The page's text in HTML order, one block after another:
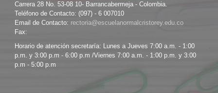
Carrera 28 No. 53-08 10- Barrancabermeja - Colombia.
Teléfono de Contacto: (097) - 6 007010
Email de Contacto:
Fax:
Horario de atención secretaría: Lunes a Jueves 7:00 a.m. - 1:00
p.m. y 3:00 p.m - 6:00 p.m /Viernes 7:00 a.m. - 1:00 p.m. y 3:00
p.m - 5:00 p.m